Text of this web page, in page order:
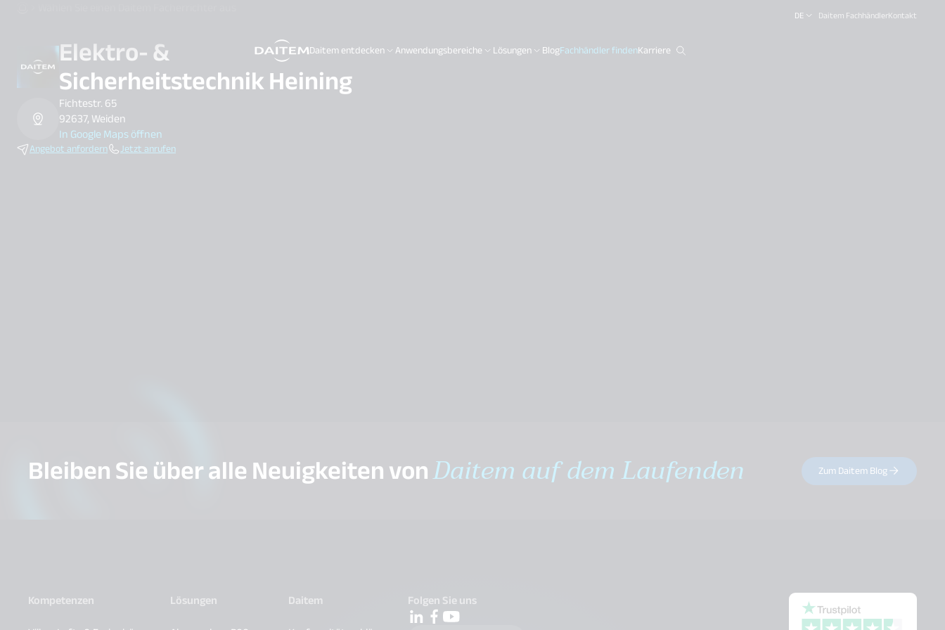
DE Daitem FachhändlerKontakt
Daitem entdecken Anwendungsbereiche Lösungen BlogFachhändler findenKarriere
search.label
Elektro- &
Sicherheitstechnik Heining
Fichtestr. 65
92637, Weiden
In Google Maps öffnen
Angebot anfordern Jetzt anrufen
Bleiben Sie über alle Neuigkeiten vonDaitem auf dem Laufenden Zum Daitem Blog
Kompetenzen
Lösungen
Daitem
Folgen Sie uns